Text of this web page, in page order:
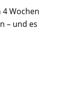
Wochen
– und es